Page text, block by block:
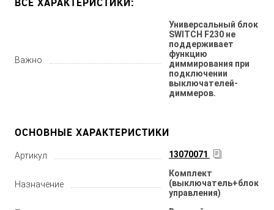
ВСЕ ХАРАКТЕРИСТИКИ:
Важно
Универсальный блок
SWITCH F230 не
поддерживает
функцию
диммирования при
подключении
выключателей-
диммеров.
ОСНОВНЫЕ ХАРАКТЕРИСТИКИ
Артикул 13070071
Назначение
Комплект
(выключатель+блок
управления)